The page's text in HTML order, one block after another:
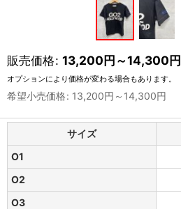
販売価格: 13,200円～14,300円
オプションにより価格が変わる場合もあります。
希望小売価格: 13,200円 ～14,300円
サイズ
O1
O2
O3